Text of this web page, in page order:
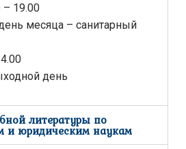
19.00
месяца – санитарный
день
литературы по
и юридическим наукам